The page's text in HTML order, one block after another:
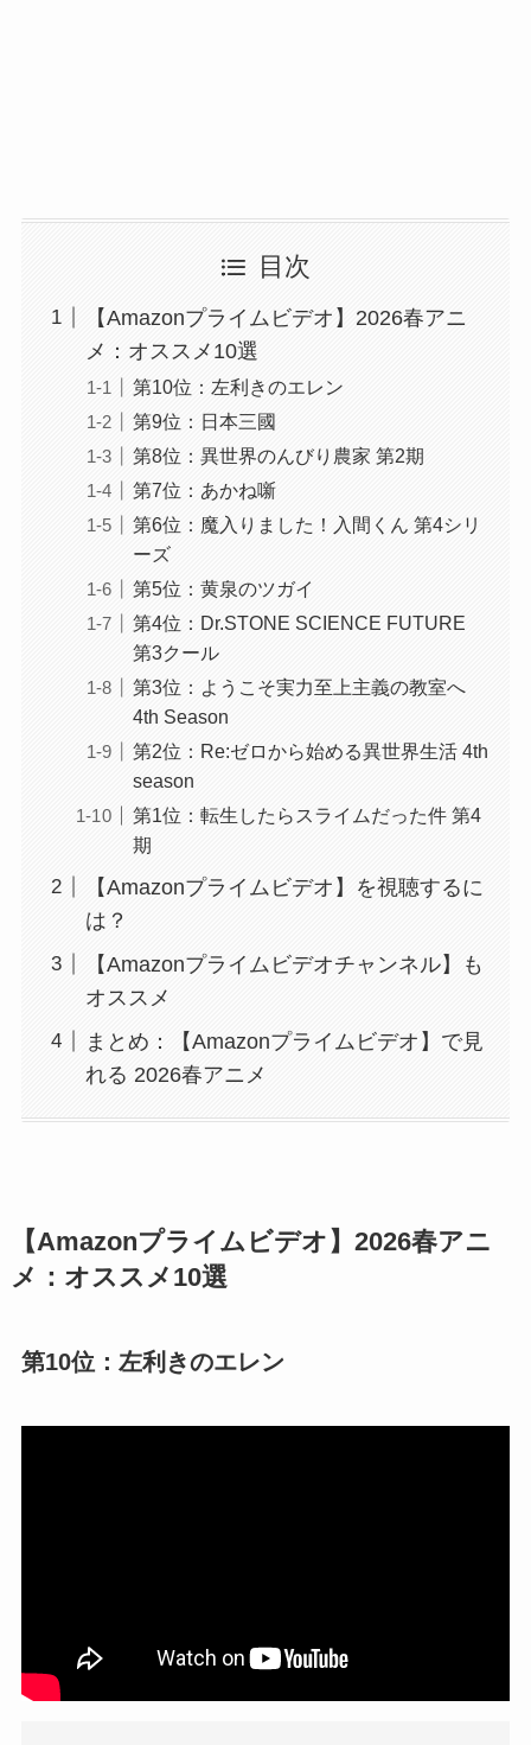
目次
【Amazonプライムビデオ】2026春アニ
メ：オススメ10選
第10位：左利きのエレン
第9位：日本三國
第8位：異世界のんびり農家 第2期
第7位：あかね噺
第6位：魔入りました！入間くん 第4シリ
ーズ
第5位：黄泉のツガイ
第4位：Dr.STONE SCIENCE FUTURE
第3クール
第3位：ようこそ実力至上主義の教室へ
4th Season
第2位：Re:ゼロから始める異世界生活 4th
season
第1位：転生したらスライムだった件 第4
期
【Amazonプライムビデオ】を視聴するに
は？
【Amazonプライムビデオチャンネル】も
オススメ
まとめ：【Amazonプライムビデオ】で見
れる 2026春アニメ
【Amazonプライムビデオ】2026春アニ
メ：オススメ10選
第10位：左利きのエレン